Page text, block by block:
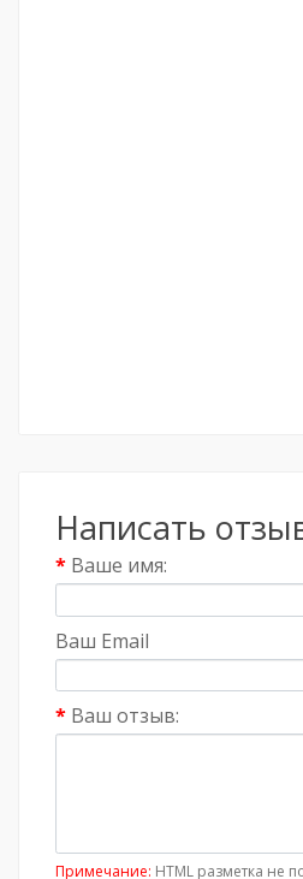
Написать
Ваше имя:
Ваш Email
Ваш отзыв:
Примечание: HTML разметка не